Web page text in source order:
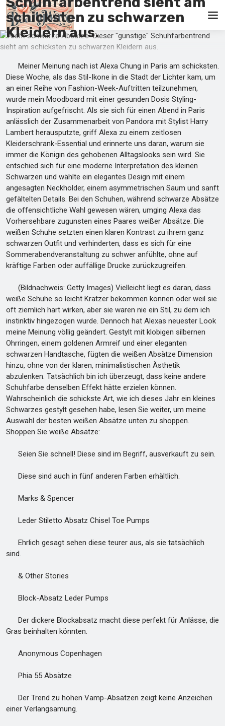
Hauptseite
En
Es
Ru
It
schicksten zu schwarzen
Kleidern aus.
Meiner Meinung nach ist Alexa Chung in Paris am schicksten.
Diese Woche, als das Stil-Ikone in die Stadt der Lichter kam, um
an einer Reihe von Fashion-Week-Auftritten teilzunehmen,
wurde mein Moodboard mit einer gesunden Dosis Styling-
Inspiration aufgefrischt. Als sie sich für einen Abend in Paris
anlässlich der Zusammenarbeit von Pandora mit Stylist Harry
Lambert herausputzte, griff Alexa zu einem zeitlosen
Kleiderschrank-Essential und erinnerte uns daran, warum sie
immer die Königin des gehobenen Alltagslooks sein wird. Sie
entschied sich für eine moderne Interpretation des kleinen
Schwarzen und wählte ein elegantes Design mit einem
angesagten Neckholder, einem asymmetrischen Saum und sanft
gefältelten Details. Bei den Schuhen, während schwarze Absätze
die offensichtliche Wahl gewesen wären, umging Alexa das
Vorhersehbare zugunsten eines Paares weißer Absätze. Die
weißen Schuhe setzten einen klaren Kontrast zu ihrem ganz
schwarzen Outfit und verhinderten, dass es sich für eine
Sommerabendveranstaltung zu schwer anfühlte, ohne auf
kräftige Farben oder auffällige Drucke zurückzugreifen.
(Bildnachweis: Getty Images) Vielleicht liegt es daran, dass
weiße Schuhe so leicht Kratzer bekommen können oder weil sie
oft ziemlich hart wirken, aber sie waren nie ein Stil, zu dem ich
instinktiv hingezogen wurde. Dennoch hat Alexas neuester Look
meine Meinung völlig geändert. Gestylt mit klobigen silbernen
Ohrringen, einem goldenen Armreif und einer eleganten
schwarzen Handtasche, fügten die weißen Absätze Dimension
hinzu, ohne von der klaren, minimalistischen Ästhetik
abzulenken. Tatsächlich bin ich überzeugt, dass keine andere
Schuhfarbe denselben Effekt hätte erzielen können.
Wahrscheinlich die schickste Art, wie ich dieses Jahr ein kleines
Schwarzes gestylt gesehen habe, lesen Sie weiter, um meine
Auswahl der besten weißen Absätze unten zu shoppen.
Shoppen Sie weiße Absätze:
Seien Sie schnell! Diese sind im Begriff, ausverkauft zu sein.
Diese sind auch in fünf anderen Farben erhältlich.
Marks & Spencer
Leder Stiletto Absatz Chisel Toe Pumps
Ehrlich gesagt sehen diese teurer aus, als sie tatsächlich
sind.
& Other Stories
Block-Absatz Leder Pumps
Der dickere Blockabsatz macht diese perfekt für Anlässe, die
Gras beinhalten könnten.
Anonymous Copenhagen
Phia 55 Absätze
Der Trend zu hohen Vamp-Absätzen zeigt keine Anzeichen
einer Verlangsamung.